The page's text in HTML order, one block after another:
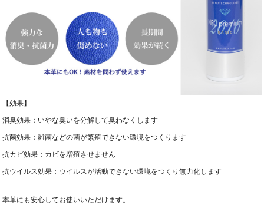
【効果】
消臭効果：いやな臭いを分解して臭わなくします
抗菌効果：雑菌などの菌が繁殖できない環境をつくります
抗カビ効果：カビを増殖させません
抗ウイルス効果：ウイルスが活動できない環境をつくり無力化します
本革にも安心してお使いいただけます。